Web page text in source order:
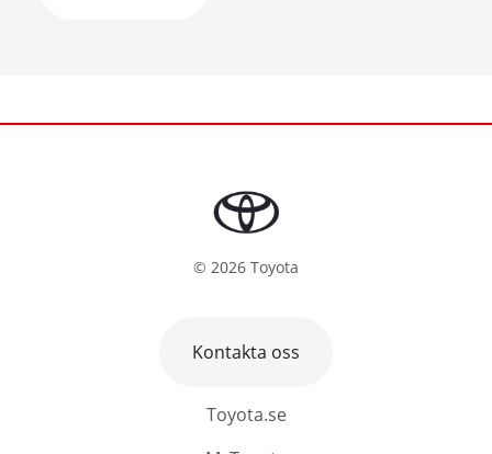
© 2026 Toyota
Toyota.se
Kontakta oss